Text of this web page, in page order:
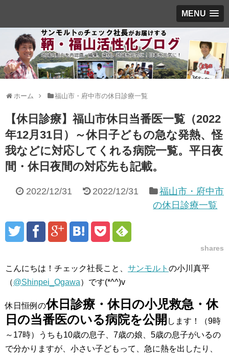
MENU
ホーム 福山市・府中市の休日診療一覧
【休日診療】福山市休日当番医一覧（2022
年12月31日）～休日子どもの急な発熱、怪
我などに対応してくれる病院一覧。平日夜
間・休日夜間の対応先も記載。
2022/12/31 2022/12/31
福山市・府中市
の休日診療一覧
shares
こんにちは！チェック社長こと、 サンモルト の小川真平
（@Shinpei_Ogawa）です(*^^)v
休日恒例の休日診療・休日の小児救急・休
日の当番医のいる病院を公開 します！（9時
～17時）うちも10歳の息子、7歳の娘、5歳の息子がいるの
で分かりますが、小さい子どもって、急に熱を出したり、